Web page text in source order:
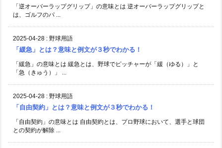
「逆オーバーラップグリップ」の意味とは 逆オーバーラップグリップと
は、ゴルフのパ ...
2025-04-28 : 野球用語
「緩急」とは？意味と例文が３秒でわかる！
「緩急」の意味とは 緩急とは、野球でピッチャーが「緩（ゆる）」と
「急（きゅう）」 ...
2025-04-28 : 野球用語
「自由契約」とは？意味と例文が３秒でわかる！
「自由契約」の意味とは 自由契約とは、プロ野球において、選手と球団
との契約が解除 ...